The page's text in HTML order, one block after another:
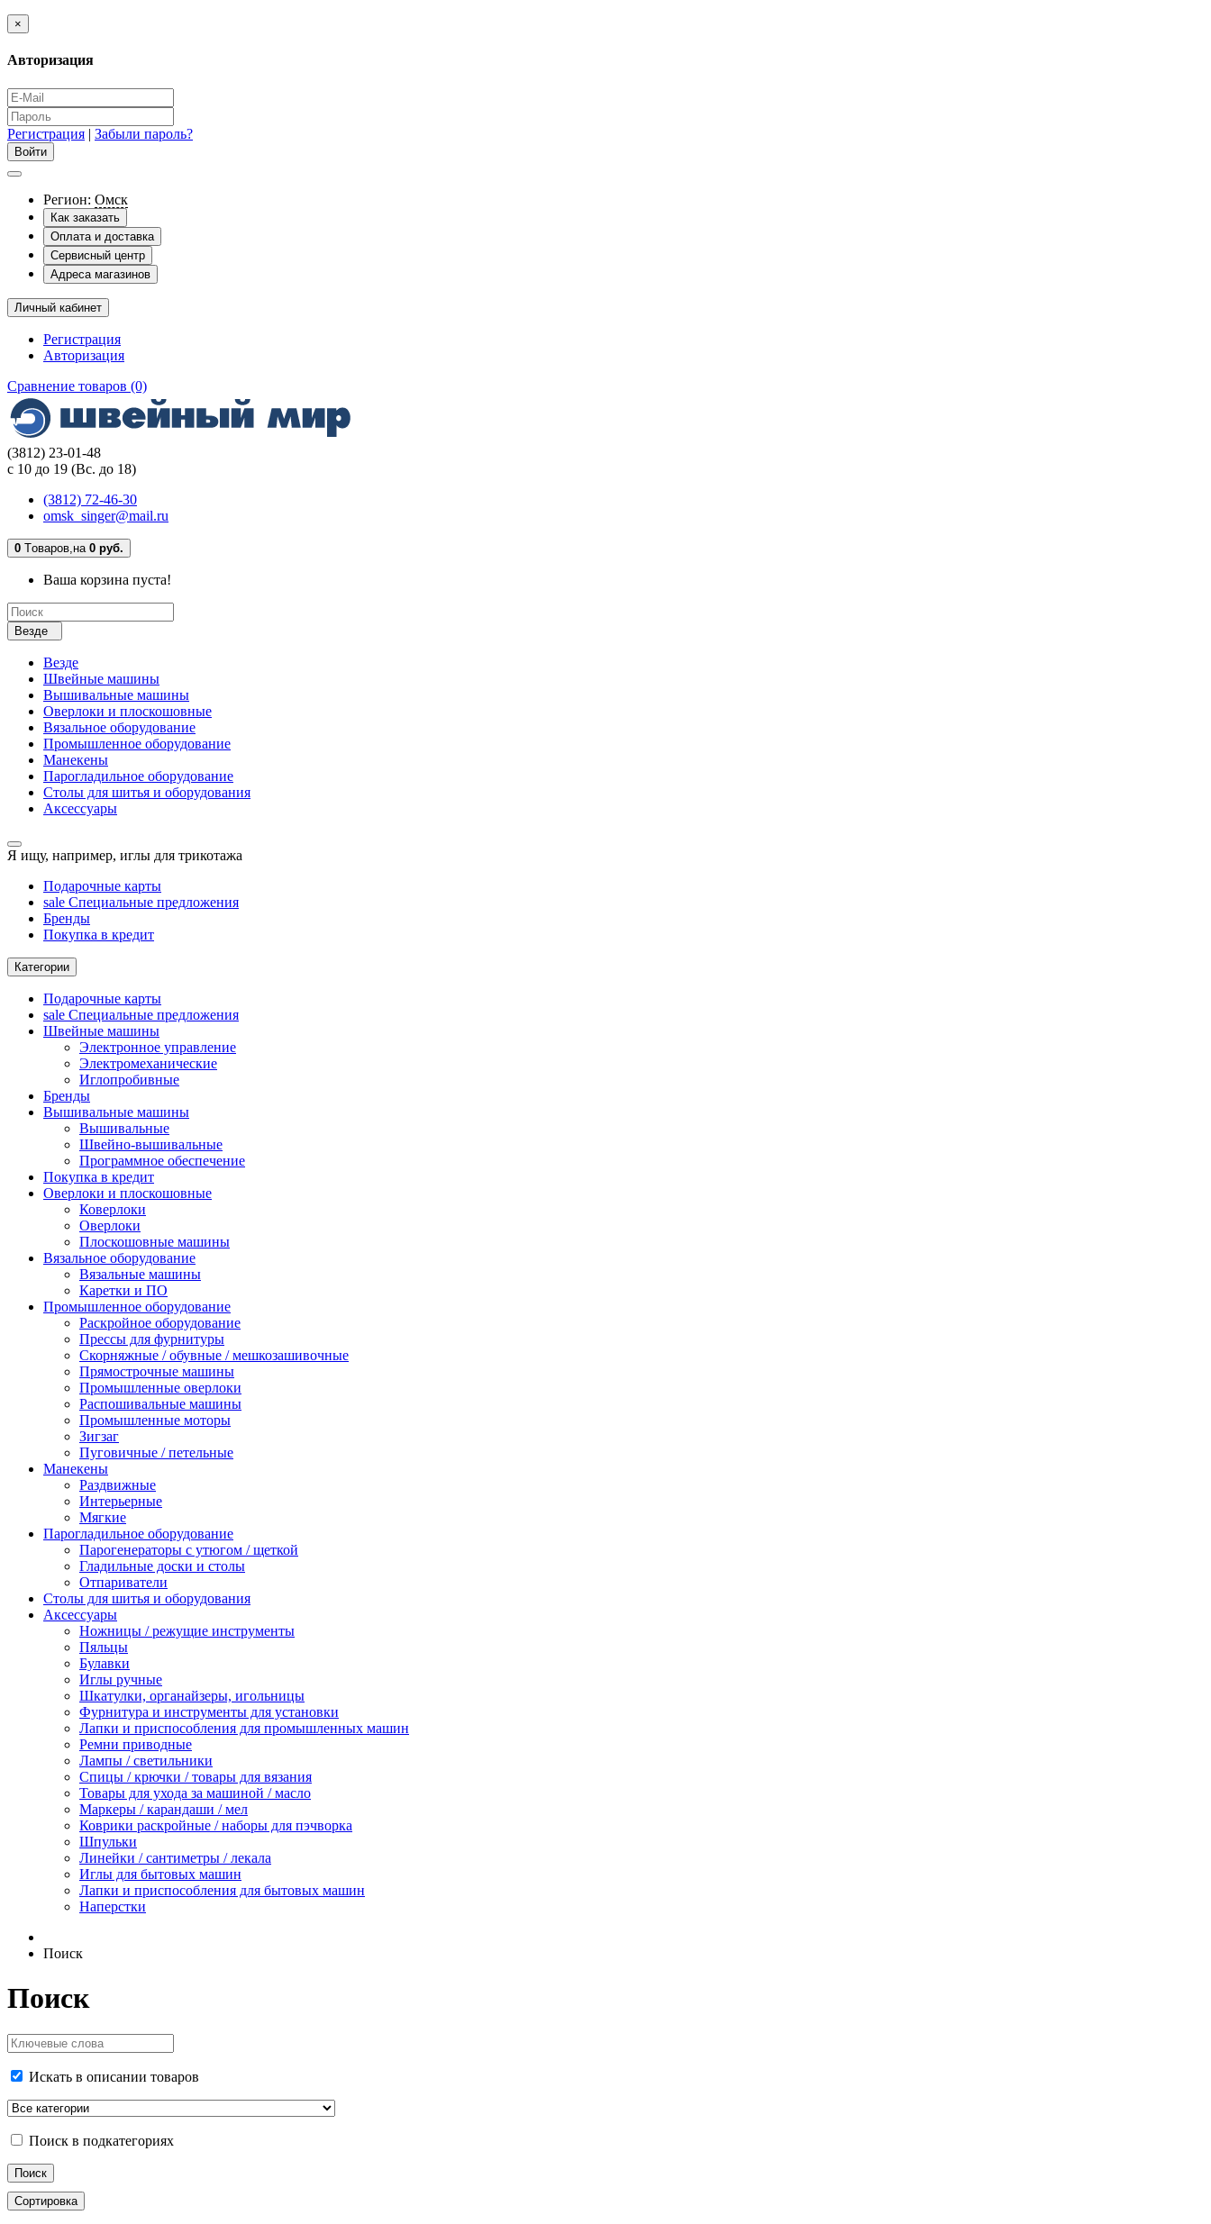
×
Авторизация
Регистрация | Забыли пароль?
Регион: Омск
Как заказать
Оплата и доставка
Сервисный центр
Адреса магазинов
Личный кабинет
Регистрация
Авторизация
Сравнение товаров (0)
(3812) 23-01-48
с 10 до 19 (Вс. до 18)
(3812) 72-46-30
omsk_singer@mail.ru
0 Tоваров,на 0 руб.
Ваша корзина пуста!
Везде
Везде
Швейные машины
Вышивальные машины
Оверлоки и плоскошовные
Вязальное оборудование
Промышленное оборудование
Манекены
Парогладильное оборудование
Столы для шитья и оборудования
Аксессуары
Я ищу, например, иглы для трикотажа
Подарочные карты
sale Специальные предложения
Бренды
Покупка в кредит
Категории
Подарочные карты
sale Специальные предложения
Швейные машины
Электронное управление
Электромеханические
Иглопробивные
Бренды
Вышивальные машины
Вышивальные
Швейно-вышивальные
Программное обеспечение
Покупка в кредит
Оверлоки и плоскошовные
Коверлоки
Оверлоки
Плоскошовные машины
Вязальное оборудование
Вязальные машины
Каретки и ПО
Промышленное оборудование
Раскройное оборудование
Прессы для фурнитуры
Скорняжные / обувные / мешкозашивочные
Прямострочные машины
Промышленные оверлоки
Распошивальные машины
Промышленные моторы
Зигзаг
Пуговичные / петельные
Манекены
Раздвижные
Интерьерные
Мягкие
Парогладильное оборудование
Парогенераторы с утюгом / щеткой
Гладильные доски и столы
Отпариватели
Столы для шитья и оборудования
Аксессуары
Ножницы / режущие инструменты
Пяльцы
Булавки
Иглы ручные
Шкатулки, органайзеры, игольницы
Фурнитура и инструменты для установки
Лапки и приспособления для промышленных машин
Ремни приводные
Лампы / светильники
Спицы / крючки / товары для вязания
Товары для ухода за машиной / масло
Маркеры / карандаши / мел
Коврики раскройные / наборы для пэчворка
Шпульки
Линейки / сантиметры / лекала
Иглы для бытовых машин
Лапки и приспособления для бытовых машин
Наперстки
Поиск
Поиск
Искать в описании товаров
Поиск в подкатегориях
Сортировка